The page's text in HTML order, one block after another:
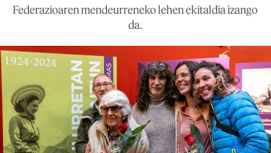
Federazioaren mendeurreneko lehen ekitaldia izango
da.